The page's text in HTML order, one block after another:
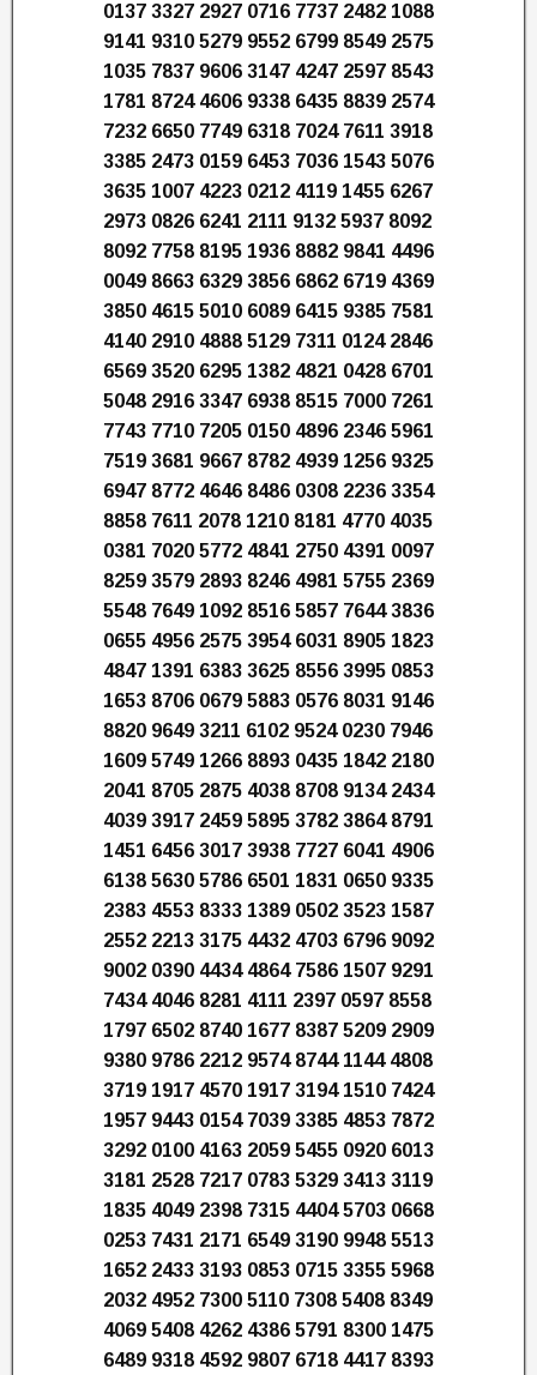
0137 3327 2927 0716 7737 2482 1088
9141 9310 5279 9552 6799 8549 2575
1035 7837 9606 3147 4247 2597 8543
1781 8724 4606 9338 6435 8839 2574
7232 6650 7749 6318 7024 7611 3918
3385 2473 0159 6453 7036 1543 5076
3635 1007 4223 0212 4119 1455 6267
2973 0826 6241 2111 9132 5937 8092
8092 7758 8195 1936 8882 9841 4496
0049 8663 6329 3856 6862 6719 4369
3850 4615 5010 6089 6415 9385 7581
4140 2910 4888 5129 7311 0124 2846
6569 3520 6295 1382 4821 0428 6701
5048 2916 3347 6938 8515 7000 7261
7743 7710 7205 0150 4896 2346 5961
7519 3681 9667 8782 4939 1256 9325
6947 8772 4646 8486 0308 2236 3354
8858 7611 2078 1210 8181 4770 4035
0381 7020 5772 4841 2750 4391 0097
8259 3579 2893 8246 4981 5755 2369
5548 7649 1092 8516 5857 7644 3836
0655 4956 2575 3954 6031 8905 1823
4847 1391 6383 3625 8556 3995 0853
1653 8706 0679 5883 0576 8031 9146
8820 9649 3211 6102 9524 0230 7946
1609 5749 1266 8893 0435 1842 2180
2041 8705 2875 4038 8708 9134 2434
4039 3917 2459 5895 3782 3864 8791
1451 6456 3017 3938 7727 6041 4906
6138 5630 5786 6501 1831 0650 9335
2383 4553 8333 1389 0502 3523 1587
2552 2213 3175 4432 4703 6796 9092
9002 0390 4434 4864 7586 1507 9291
7434 4046 8281 4111 2397 0597 8558
1797 6502 8740 1677 8387 5209 2909
9380 9786 2212 9574 8744 1144 4808
3719 1917 4570 1917 3194 1510 7424
1957 9443 0154 7039 3385 4853 7872
3292 0100 4163 2059 5455 0920 6013
3181 2528 7217 0783 5329 3413 3119
1835 4049 2398 7315 4404 5703 0668
0253 7431 2171 6549 3190 9948 5513
1652 2433 3193 0853 0715 3355 5968
2032 4952 7300 5110 7308 5408 8349
4069 5408 4262 4386 5791 8300 1475
6489 9318 4592 9807 6718 4417 8393